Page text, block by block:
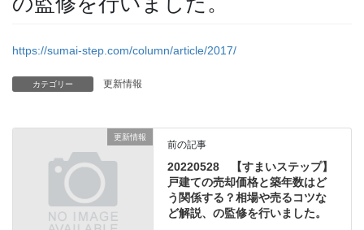
https://sumai-step.com/column/article/2017/
カテゴリー 更新情報
更新情報
前の記事
20220528 【すまいステップ】
戸建ての売却価格と築年数はど
う関係する？相場や売るコツな
ど解説、の監修を行いました。